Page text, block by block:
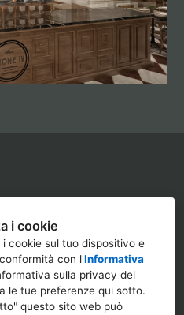
i cookie
cookie sul tuo dispositivo e
con l'Informativa
sulla privacy del
le tue preferenze qui sotto.
questo sito web può